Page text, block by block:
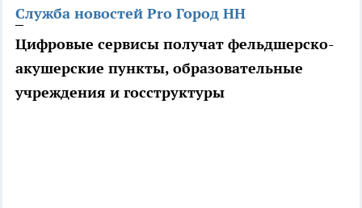
Служба новостей Pro Город НН
Цифровые сервисы получат фельдшерско-
акушерские пункты, образовательные
учреждения и госструктуры